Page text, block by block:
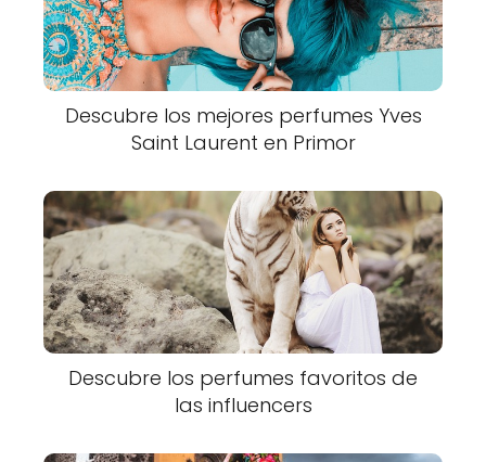
Descubre los mejores perfumes Yves
Saint Laurent en Primor
Descubre los perfumes favoritos de
las influencers